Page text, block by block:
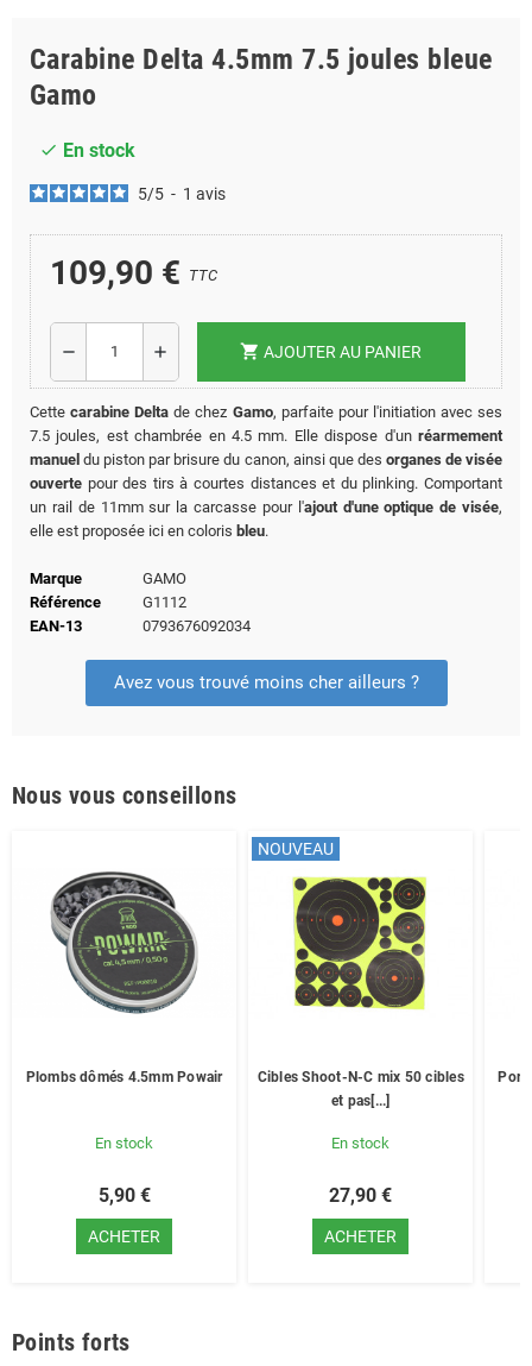
Carabine Delta 4.5mm 7.5 joules bleue
Gamo
check En stock
5/5 - 1 avis
109,90 € TTC
remove add shopping_cart AJOUTER AU PANIER
Cettecarabine Deltade chez Gamo, parfaite pour l'initiation avec ses
7.5 joules, est chambrée en 4.5 mm. Elle dispose d'un réarmement
manuel du piston par brisure du canon, ainsi que des organes de visée
ouverte pour des tirs à courtes distances et du plinking. Comportant
un rail de 11mm sur la carcasse pour l'ajout d'une optique de visée,
elle est proposée ici en coloris bleu.
Marque
GAMO
Référence
G1112
EAN-13
0793676092034
Avez vous trouvé moins cher ailleurs ?
Nous vous conseillons
Plombs dômés 4.5mm Powair
En stock
5,90 €
ACHETER
NOUVEAU
Cibles Shoot-N-C mix 50 cibles
et pas[...]
En stock
27,90 €
ACHETER
Points forts